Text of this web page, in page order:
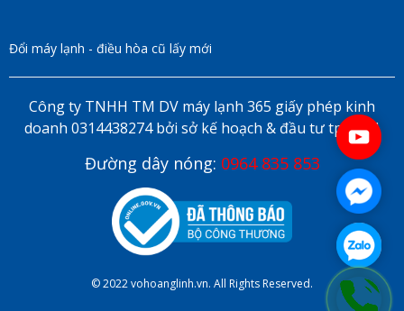
Đổi máy lạnh - điều hòa cũ lấy mới
Công ty TNHH TM DV máy lạnh 365 giấy phép kinh
doanh 0314438274 bởi sở kế hoạch & đầu tư tp HCM
Đường dây nóng: 0964 835 853
© 2022 vohoanglinh.vn. All Rights Reserved.